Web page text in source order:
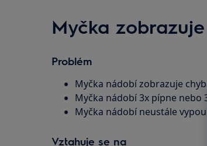
Myčka
Problém
Myčka nádobí zobrazuje
Myčka nádobí 3x pípne nebo
Myčka nádobí neustále
Vztahuje se na